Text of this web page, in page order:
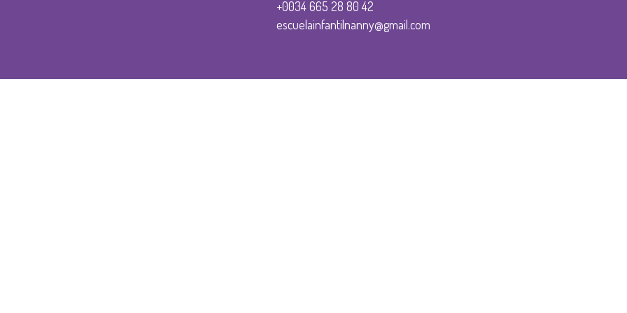
+0034 665 28 80 42
escuelainfantilnanny@gmail.com